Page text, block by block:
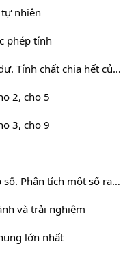
nhiên
phép tính
Bài 6. Chia hết và chia có dư. Tính chất chia hết của một tổng
2, cho 5
3, cho 9
Bài 10. Số nguyên tố. Hợp số. Phân tích một số ra thừa số nguyên tố
và trải nghiệm
lớn nhất